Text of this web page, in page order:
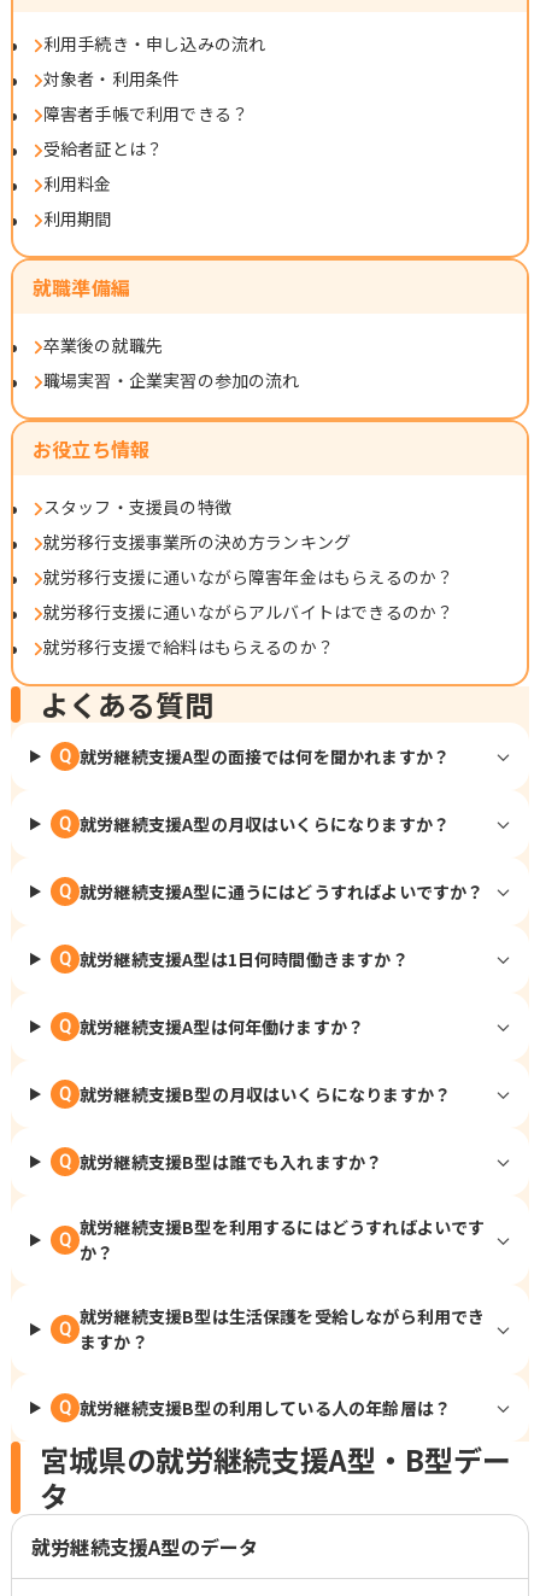
利用手続き・申し込みの流れ
対象者・利用条件
障害者手帳で利用できる？
受給者証とは？
利用料金
利用期間
就職準備編
卒業後の就職先
職場実習・企業実習の参加の流れ
お役立ち情報
スタッフ・支援員の特徴
就労移行支援事業所の決め方ランキング
就労移行支援に通いながら障害年金はもらえるのか？
就労移行支援に通いながらアルバイトはできるのか？
就労移行支援で給料はもらえるのか？
よくある質問
Q 就労継続支援A型の面接では何を聞かれますか？
Q 就労継続支援A型の月収はいくらになりますか？
Q 就労継続支援A型に通うにはどうすればよいですか？
Q 就労継続支援A型は1日何時間働きますか？
Q 就労継続支援A型は何年働けますか？
Q 就労継続支援B型の月収はいくらになりますか？
Q 就労継続支援B型は誰でも入れますか？
Q
就労継続支援B型を利用するにはどうすればよいです
か？
Q
就労継続支援B型は生活保護を受給しながら利用でき
ますか？
Q 就労継続支援B型の利用している人の年齢層は？
宮城県の就労継続支援A型・B型デー
タ
就労継続支援A型のデータ